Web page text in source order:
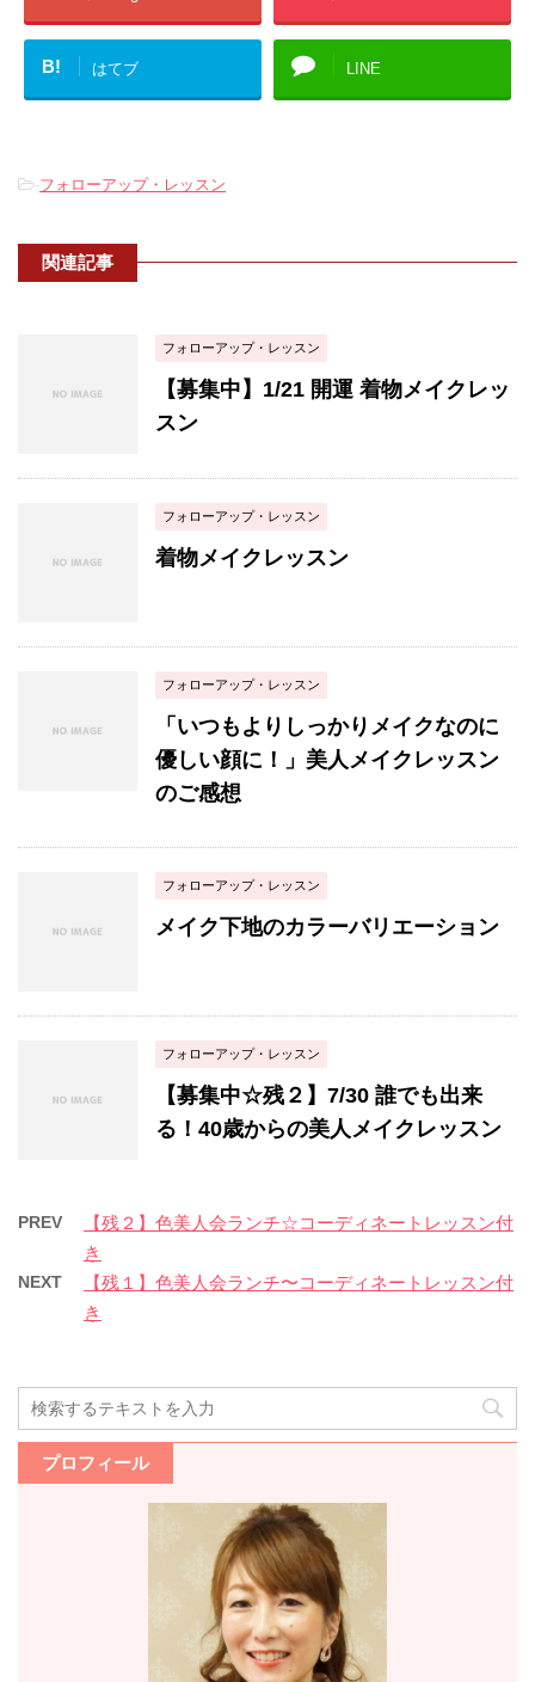
B! はてブ LINE
-フォローアップ・レッスン
関連記事
フォローアップ・レッスン
【募集中】1/21 開運 着物メイクレッ
スン
フォローアップ・レッスン
着物メイクレッスン
フォローアップ・レッスン
「いつもよりしっかりメイクなのに
優しい顔に！」美人メイクレッスン
のご感想
フォローアップ・レッスン
メイク下地のカラーバリエーション
フォローアップ・レッスン
【募集中☆残２】7/30 誰でも出来
る！40歳からの美人メイクレッスン
PREV
【残２】色美人会ランチ☆コーディネートレッスン付
き
NEXT
【残１】色美人会ランチ〜コーディネートレッスン付
き
プロフィール